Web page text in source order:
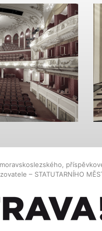
– STATUTARNÍHO